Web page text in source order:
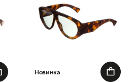
Новинка